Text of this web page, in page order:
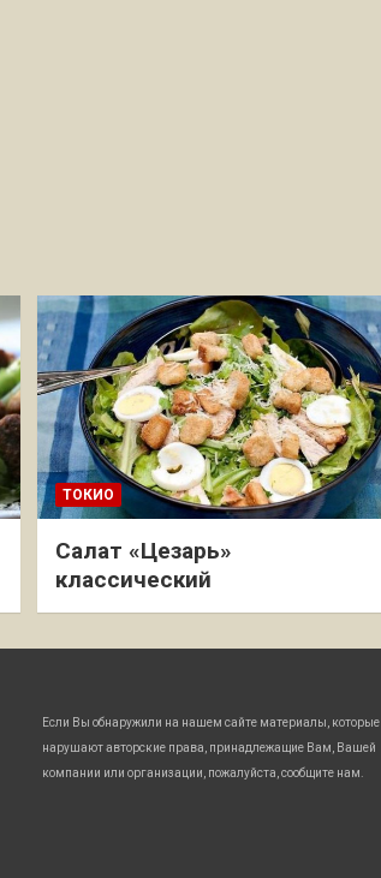
ТОКИО
Салат «Цезарь»
классический
Если Вы обнаружили на нашем сайте материалы, которые
нарушают авторские права, принадлежащие Вам, Вашей
компании или организации, пожалуйста, сообщите нам.